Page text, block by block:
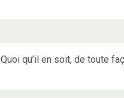
Quoi qu’il en soit, de toute